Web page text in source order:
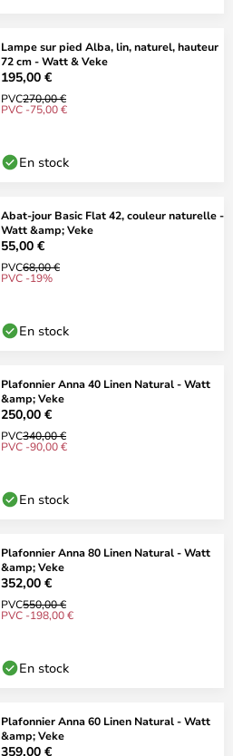
Lampe sur pied Alba, lin, naturel, hauteur
72 cm - Watt & Veke
195,00 €
PVC270,00 €
PVC -75,00 €
En stock
Abat-jour Basic Flat 42, couleur naturelle -
Watt &amp; Veke
55,00 €
PVC68,00 €
PVC -19%
En stock
Plafonnier Anna 40 Linen Natural - Watt
&amp; Veke
250,00 €
PVC340,00 €
PVC -90,00 €
En stock
Plafonnier Anna 80 Linen Natural - Watt
&amp; Veke
352,00 €
PVC550,00 €
PVC -198,00 €
En stock
Plafonnier Anna 60 Linen Natural - Watt
&amp; Veke
359,00 €